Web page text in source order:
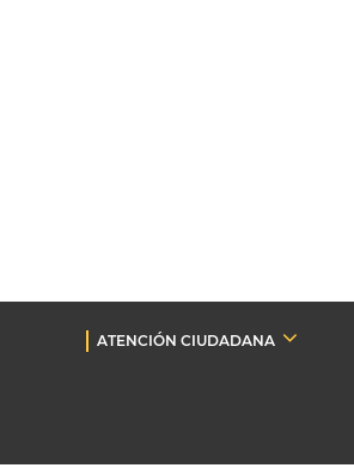
ATENCIÓN CIUDADANA